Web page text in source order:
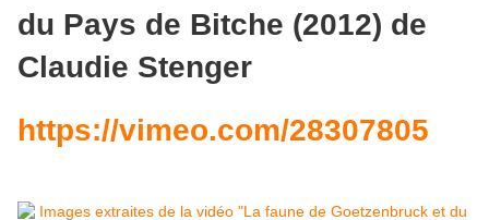
du Pays de Bitche (2012) de
Claudie Stenger
https://vimeo.com/28307805